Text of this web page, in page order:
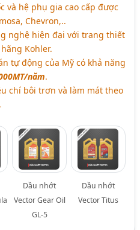
hệ phụ gia cao cấp được
Chevron,..
nghệ hiện đại với trang thiết
Kohler.
tự động của Mỹ có khả năng
năm.
chí bôi trơn và làm mát theo
Dầu nhớt
Vector Gear Oil
GL-5
Dầu nhớt
Vector Titus